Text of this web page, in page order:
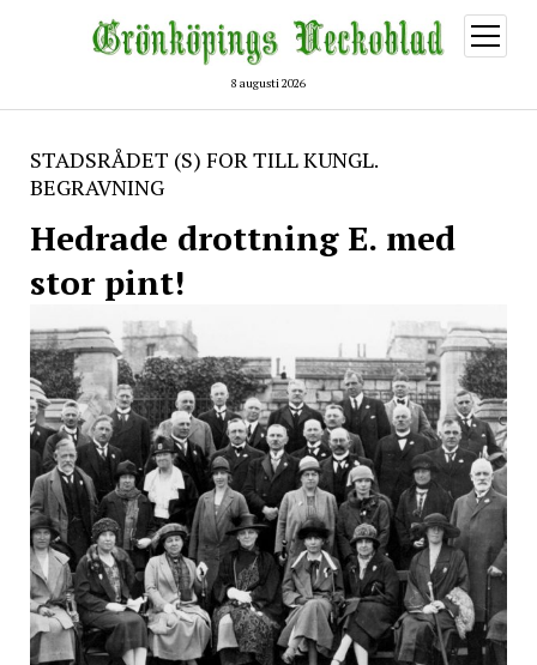
8 augusti 2026
öppna
meny
STADSRÅDET (S) FOR TILL KUNGL.
BEGRAVNING
Hedrade drottning E. med
stor pint!